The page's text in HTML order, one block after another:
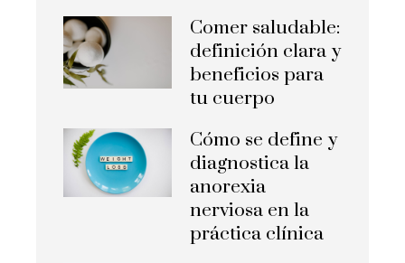
Comer saludable:
definición clara y
beneficios para
tu cuerpo
Cómo se define y
diagnostica la
anorexia
nerviosa en la
práctica clínica